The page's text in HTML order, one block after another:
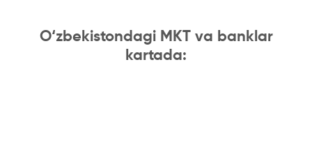
O‘zbekistondagi MKT va banklar
kartada: